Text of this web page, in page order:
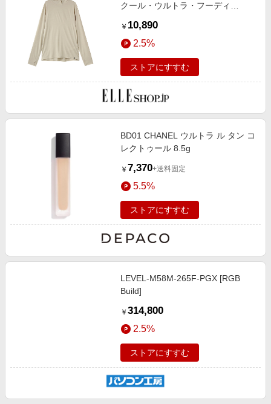
クール・ウルトラ・フーディ
￥ 10,890
2.5%
ストアにすすむ
BD01 CHANEL ウルトラ ル タン コ
レクトゥール 8.5g
￥ 7,370+送料固定
5.5%
ストアにすすむ
LEVEL-M58M-265F-PGX [RGB
Build]
￥ 314,800
2.5%
ストアにすすむ